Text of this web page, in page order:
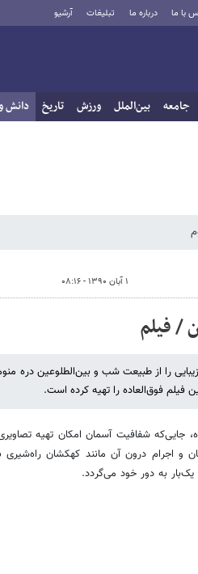
با ما درباره ما تبلیغات آرشیو
جامعه بین‌الملل ورزش تاریخ دانش
۱ آبان ۱۳۹۰ - ۰۸:۱۶
/ فیلم
را از طبیعت شب و بین‌الطلوعین دره
فیلم فوق‌العاده را تهیه کرده است.
3600 متری گرفته شده، جایی‌که شفافیت آسمان امکان تهیه
و اجرام درون آن مانند کهکشان